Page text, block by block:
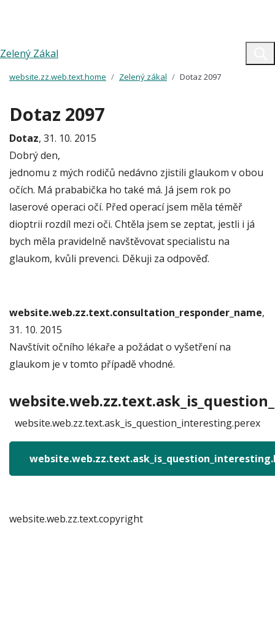
Zelený Zákal
website.zz.web.text.home Zelený zákal Dotaz 2097
Dotaz 2097
Dotaz, 31. 10. 2015
Dobrý den,
jednomu z mých rodičů nedávno zjistili glaukom v obou
očích. Má prababička ho také má. Já jsem rok po
laserové operaci očí. Před operací jsem měla téměř
dioptrii rozdíl mezi oči. Chtěla jsem se zeptat, jestli i já
bych měla pravidelně navštěvovat specialistu na
glaukom, kvůli prevenci. Děkuji za odpověď.
website.web.zz.text.consultation_responder_name,
31. 10. 2015
Navštívit očního lékaře a požádat o vyšetření na
glaukom je v tomto případě vhodné.
website.web.zz.text.ask_is_question_interesting.perex
website.web.zz.text.copyright